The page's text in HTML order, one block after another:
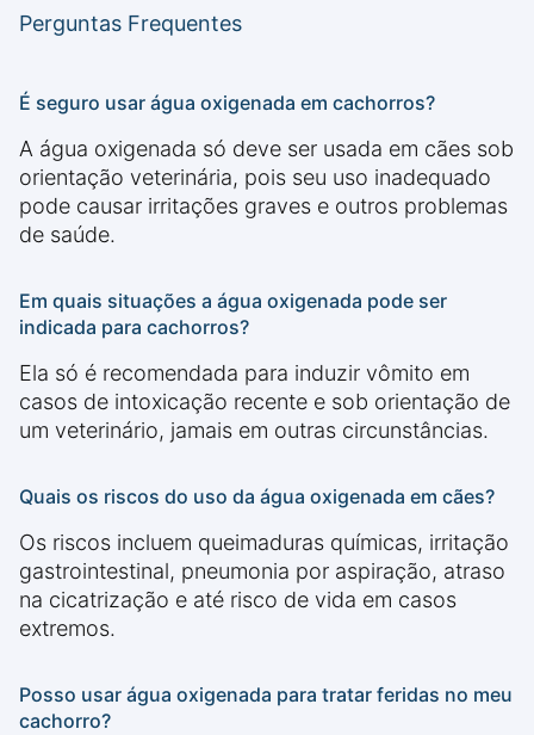
Perguntas Frequentes
É seguro usar água oxigenada em cachorros?
A água oxigenada só deve ser usada em cães sob
orientação veterinária, pois seu uso inadequado
pode causar irritações graves e outros problemas
de saúde.
Em quais situações a água oxigenada pode ser
indicada para cachorros?
Ela só é recomendada para induzir vômito em
casos de intoxicação recente e sob orientação de
um veterinário, jamais em outras circunstâncias.
Quais os riscos do uso da água oxigenada em cães?
Os riscos incluem queimaduras químicas, irritação
gastrointestinal, pneumonia por aspiração, atraso
na cicatrização e até risco de vida em casos
extremos.
Posso usar água oxigenada para tratar feridas no meu
cachorro?